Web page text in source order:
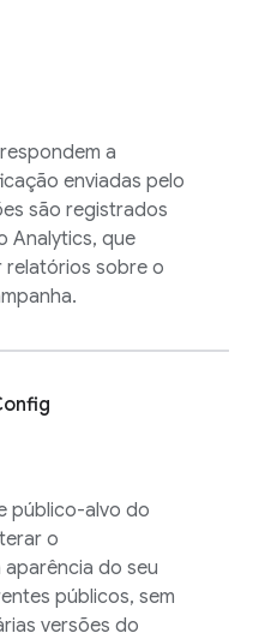
a
enviadas pelo
são registrados
Analytics, que
sobre o
público-alvo do
o
do seu
públicos, sem
versões do